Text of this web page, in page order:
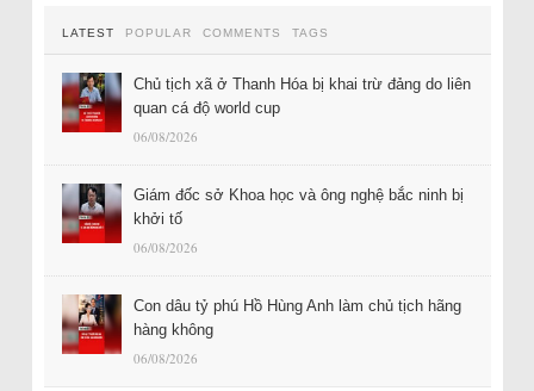
LATEST POPULAR COMMENTS TAGS
Chủ tịch xã ở Thanh Hóa bị khai trừ đảng do liên
quan cá độ world cup
06/08/2026
Giám đốc sở Khoa học và ông nghệ bắc ninh bị
khởi tố
06/08/2026
Con dâu tỷ phú Hồ Hùng Anh làm chủ tịch hãng
hàng không
06/08/2026